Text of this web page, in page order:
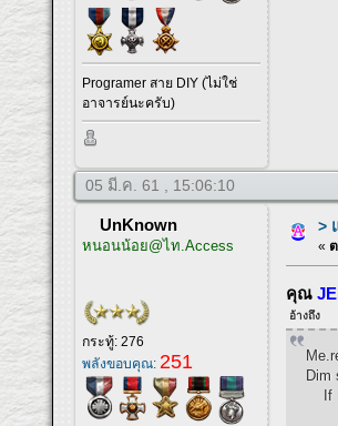
Programer สาย DIY (ไม่ใช่
อาจารย์นะครับ)
05 มี.ค. 61 , 15:06:10
UnKnown
หนอนน้อย@ไท.Access
กระทู้: 276
พลังขอบคุณ: 251
>
«
คุณ
อ้างถึง
Dim
If
s